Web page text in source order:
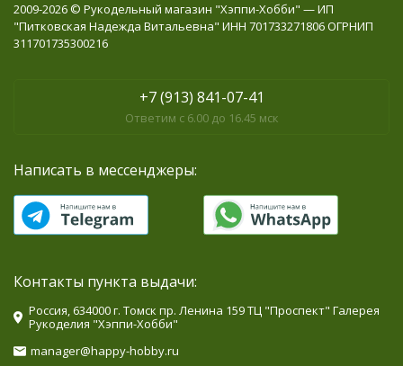
2009-2026 © Рукодельный магазин "Хэппи-Хобби" — ИП
"Питковская Надежда Витальевна" ИНН 701733271806 ОГРНИП
311701735300216
+7 (913) 841-07-41
Ответим с 6.00 до 16.45 мск
Написать в мессенджеры:
Контакты пункта выдачи:
Россия, 634000 г. Томск пр. Ленина 159 ТЦ "Проспект" Галерея
Рукоделия "Хэппи-Хобби"
manager@happy-hobby.ru